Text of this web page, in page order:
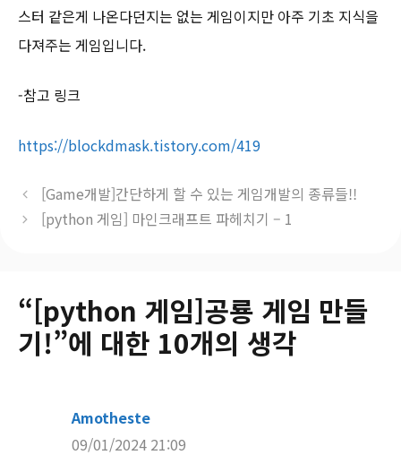
스터 같은게 나온다던지는 없는 게임이지만 아주 기초 지식을
다져주는 게임입니다.
-참고 링크
https://blockdmask.tistory.com/419
[Game개발]간단하게 할 수 있는 게임개발의 종류들!!
[python 게임] 마인크래프트 파헤치기 – 1
“[python 게임]공룡 게임 만들
기!”에 대한 10개의 생각
Amotheste
09/01/2024 21:09